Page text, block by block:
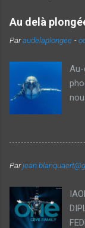
r
Au delà
Paraudelaplongee -
Par